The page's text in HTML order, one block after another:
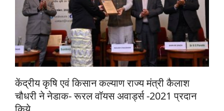
Politics
Magazine
Events
केंद्रीय कृषि एवं किसान कल्याण राज्य मंत्री कैलाश
चौधरी ने नेडाक- रूरल वॉयस अवार्ड्स -2021 प्रदान